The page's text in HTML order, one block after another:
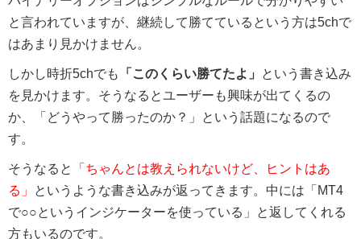
と言われていますが、継続して勝てているという方は5chで
はあまり見かけません。
しかし時折5chでも 「このくらい勝てたよ」
という書き込み
を見かけます。そうなるとユーザーも興味が出てくるの
か、「どうやって勝ったのか？」という話題になるので
す。
そうなると
「ちゃんとは教えられないけど、ヒントはあ
る」
というような書き込みが返ってきます。中には「MT4
で○○というインジケーターを使っている」と返してくれる
方もいるのです。